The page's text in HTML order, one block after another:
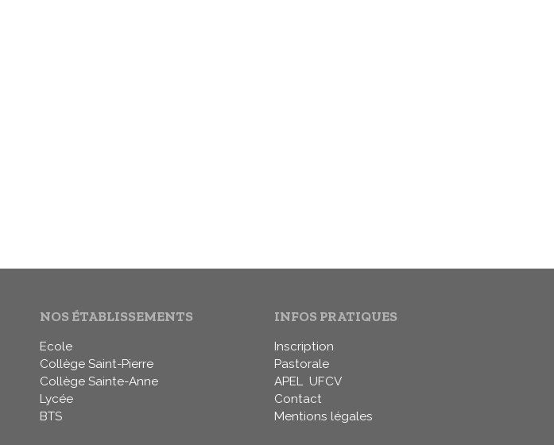
NOS ÉTABLISSEMENTS
Ecole
Collège Saint-Pierre
Collège Sainte-Anne
Lycée
BTS
INFOS PRATIQUES
Inscription
Pastorale
APEL UFCV
Contact
Mentions légales